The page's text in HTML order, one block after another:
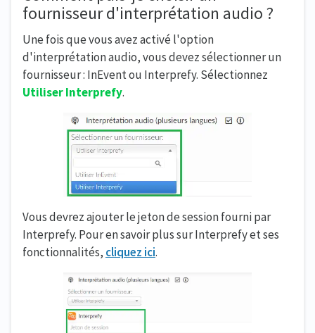
fournisseur d'interprétation audio ?
Une fois que vous avez activé l'option
d'interprétation audio, vous devez sélectionner un
fournisseur : InEvent ou Interprefy. Sélectionnez
Utiliser Interprefy.
Vous devrez ajouter le jeton de session fourni par
Interprefy. Pour en savoir plus sur Interprefy et ses
fonctionnalités, cliquez ici.